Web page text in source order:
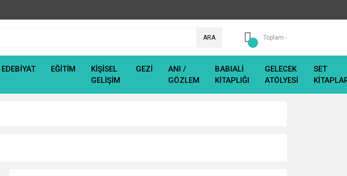
ARA Toplam -
EDEBİYAT EĞİTİM
KİŞİSEL
GELİŞİM
GEZİ
ANI /
GÖZLEM
BABIALİ
KİTAPLIĞI
GELECEK
ATÖLYESİ
SET